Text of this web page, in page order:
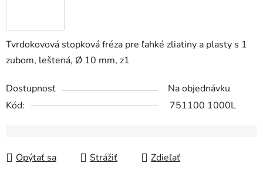
Tvrdokovová stopková fréza pre ľahké zliatiny a plasty s 1
zubom, leštená, Ø 10 mm, z1
Dostupnosť
Na objednávku
Kód:
751100 1000L
Opýtať sa Strážiť Zdieľať